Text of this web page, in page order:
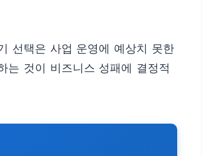
선택은 사업 운영에 예상치 못한
는 것이 비즈니스 성패에 결정적